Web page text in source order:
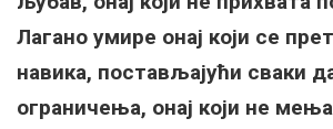
Лагано умире онај који се
навика, постављајући сваки
ограничења, онај који не